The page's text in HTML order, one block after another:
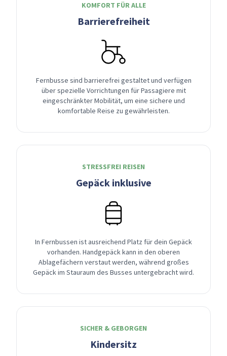
KOMFORT FÜR ALLE
Barrierefreiheit
Fernbusse sind barrierefrei gestaltet und verfügen
über spezielle Vorrichtungen für Passagiere mit
eingeschränkter Mobilität, um eine sichere und
komfortable Reise zu gewährleisten.
STRESSFREI REISEN
Gepäck inklusive
In Fernbussen ist ausreichend Platz für dein Gepäck
vorhanden. Handgepäck kann in den oberen
Ablagefächern verstaut werden, während großes
Gepäck im Stauraum des Busses untergebracht wird.
SICHER & GEBORGEN
Kindersitz